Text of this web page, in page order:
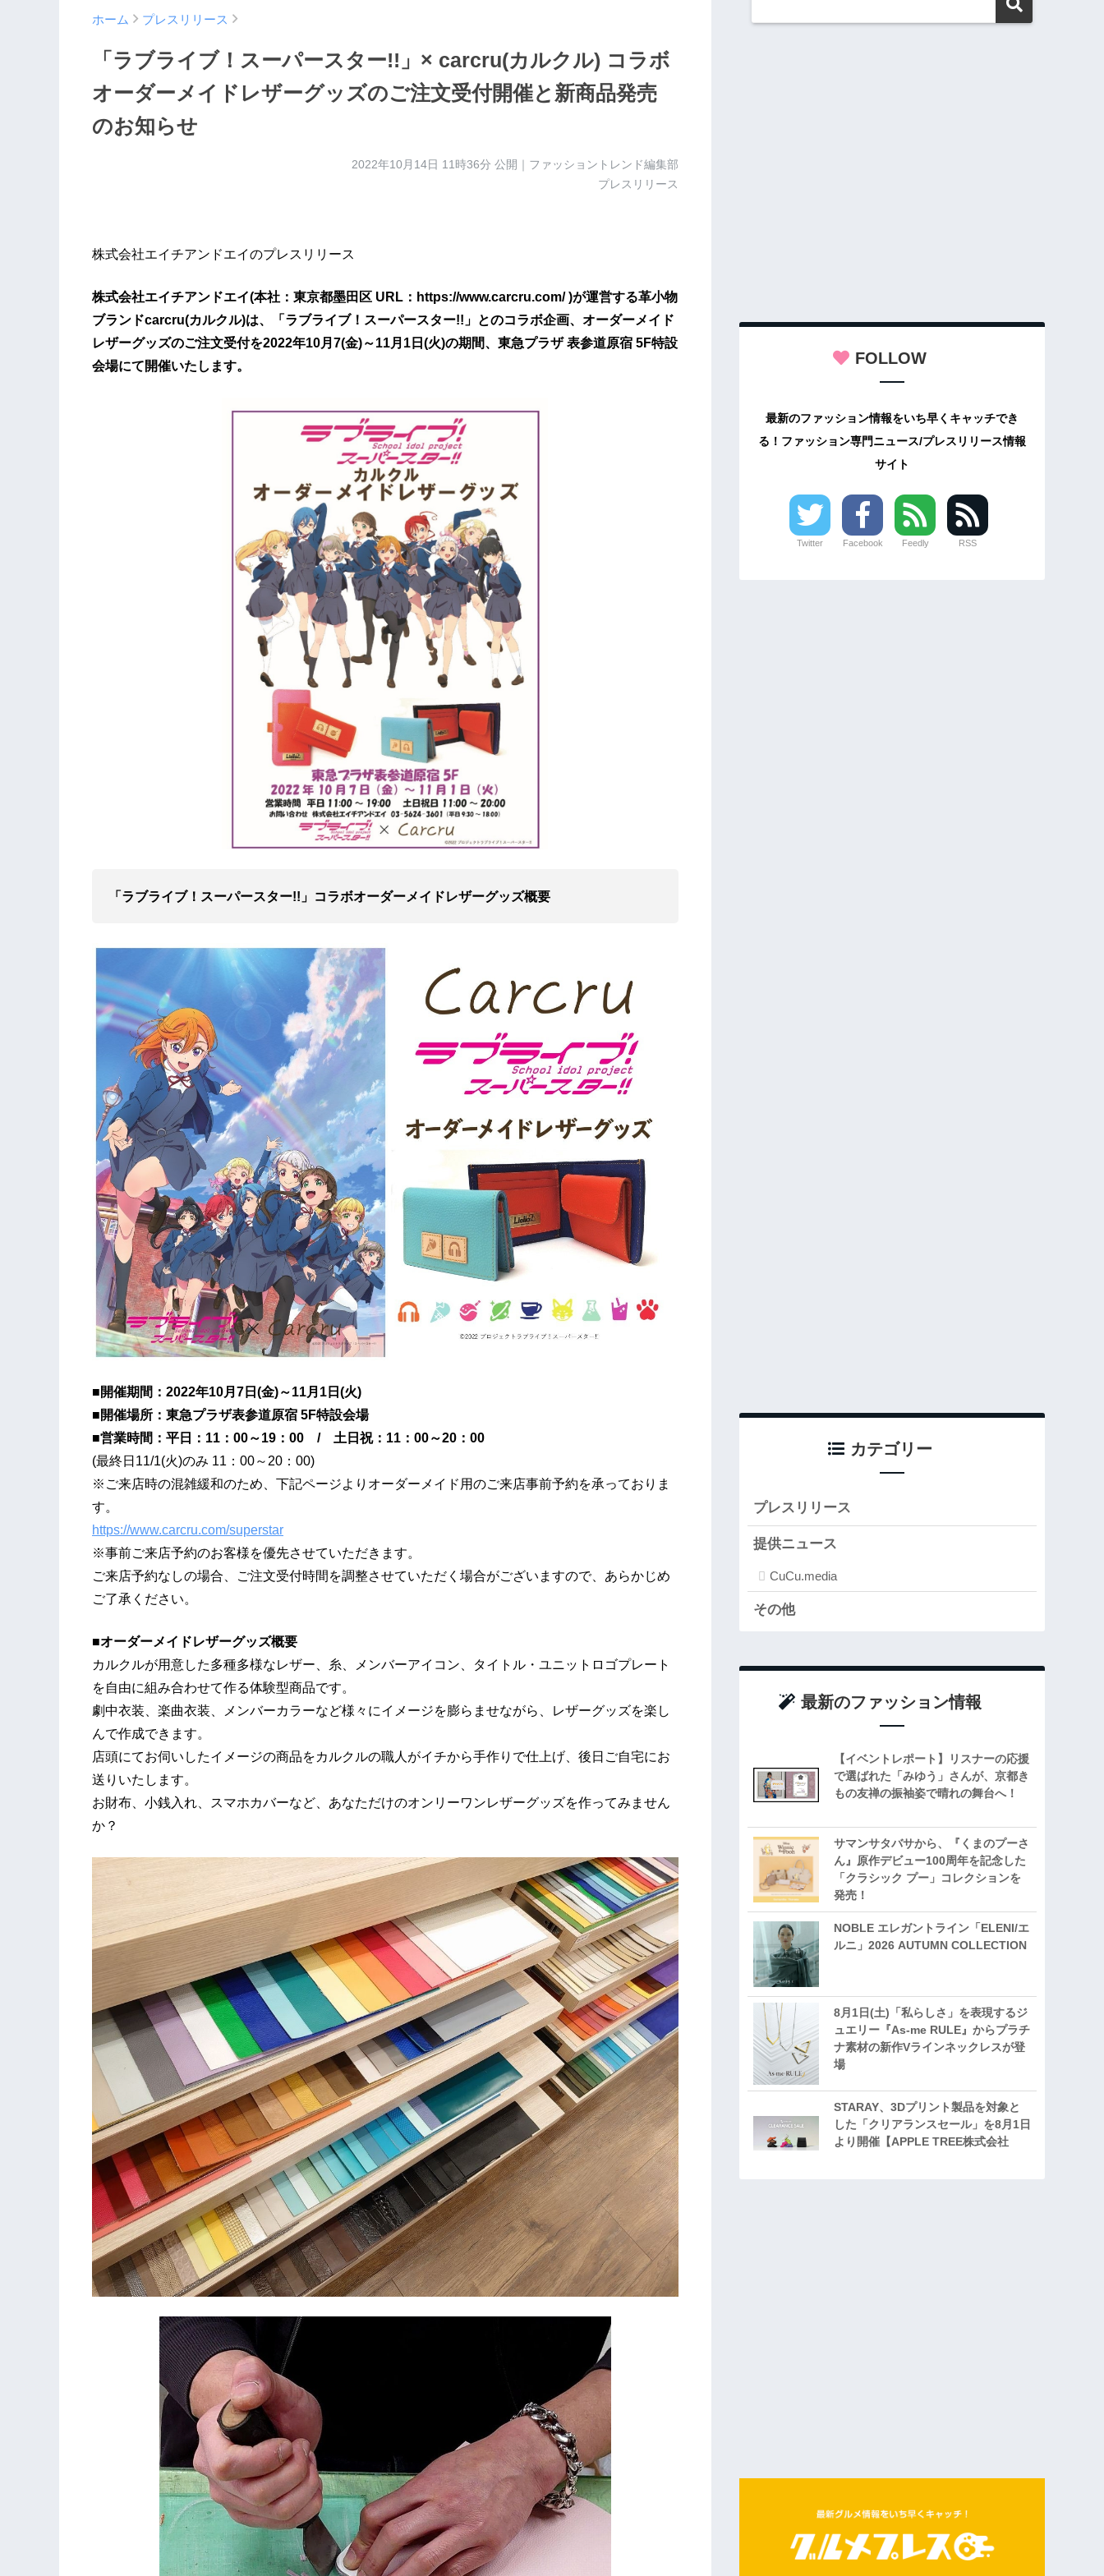
ホーム プレスリリース
「ラブライブ！スーパースター!!」× carcru(カルクル) コラボ
オーダーメイドレザーグッズのご注文受付開催と新商品発売
のお知らせ
2022年10月14日 11時36分 公開｜ファッショントレンド編集部
プレスリリース
株式会社エイチアンドエイのプレスリリース
株式会社エイチアンドエイ(本社：東京都墨田区 URL：https://www.carcru.com/ )が運営する革小物
ブランドcarcru(カルクル)は、「ラブライブ！スーパースター!!」とのコラボ企画、オーダーメイド
レザーグッズのご注文受付を2022年10月7(金)～11月1日(火)の期間、東急プラザ 表参道原宿 5F特設
会場にて開催いたします。
「ラブライブ！スーパースター!!」コラボオーダーメイドレザーグッズ概要
■開催期間：2022年10月7日(金)～11月1日(火)
■開催場所：東急プラザ表参道原宿 5F特設会場
■営業時間：平日：11：00～19：00 / 土日祝：11：00～20：00
(最終日11/1(火)のみ 11：00～20：00)
※ご来店時の混雑緩和のため、下記ページよりオーダーメイド用のご来店事前予約を承っておりま
す。
https://www.carcru.com/superstar
※事前ご来店予約のお客様を優先させていただきます。
ご来店予約なしの場合、ご注文受付時間を調整させていただく場合がございますので、あらかじめ
ご了承ください。
■オーダーメイドレザーグッズ概要
カルクルが用意した多種多様なレザー、糸、メンバーアイコン、タイトル・ユニットロゴプレート
を自由に組み合わせて作る体験型商品です。
劇中衣装、楽曲衣装、メンバーカラーなど様々にイメージを膨らませながら、レザーグッズを楽し
んで作成できます。
店頭にてお伺いしたイメージの商品をカルクルの職人がイチから手作りで仕上げ、後日ご自宅にお
送りいたします。
お財布、小銭入れ、スマホカバーなど、あなただけのオンリーワンレザーグッズを作ってみません
か？
FOLLOW
最新のファッション情報をいち早くキャッチでき
る！ファッション専門ニュース/プレスリリース情報
サイト
Twitter Facebook Feedly RSS
カテゴリー
プレスリリース
提供ニュース
CuCu.media
その他
最新のファッション情報
【イベントレポート】リスナーの応援
で選ばれた「みゆう」さんが、京都き
もの友禅の振袖姿で晴れの舞台へ！
サマンサタバサから、『くまのプーさ
ん』原作デビュー100周年を記念した
「クラシック プー」コレクションを
発売！
NOBLE エレガントライン「ELENI/エ
ルニ」2026 AUTUMN COLLECTION
8月1日(土)「私らしさ」を表現するジ
ュエリー『As-me RULE』からプラチ
ナ素材の新作Vラインネックレスが登
場
STARAY、3Dプリント製品を対象と
した「クリアランスセール」を8月1日
より開催【APPLE TREE株式会社